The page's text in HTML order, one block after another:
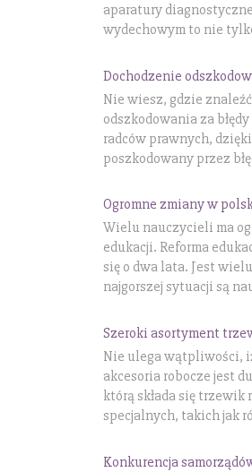
aparatury
wydechowym to nie
Dochodzenie
Nie wiesz, gdzie
odszkodowania za
radców prawnych,
poszkodowany przez
Ogromne zmiany w
Wielu nauczycieli ma
edukacji. Reforma
się o dwa lata. Jest
najgorszej sytuacji są
Szeroki asortyment
Nie ulega wątpliwości,
akcesoria robocze jest
którą składa się
specjalnych, takich jak
Konkurencja